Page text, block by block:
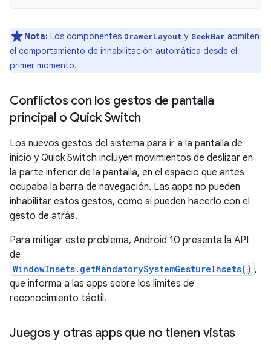
Nota: Los componentes DrawerLayout y SeekBar admiten
el comportamiento de inhabilitación automática desde el
primer momento.
Conflictos con los gestos de pantalla
principal o Quick Switch
Los nuevos gestos del sistema para ir a la pantalla de
inicio y Quick Switch incluyen movimientos de deslizar en
la parte inferior de la pantalla, en el espacio que antes
ocupaba la barra de navegación. Las apps no pueden
inhabilitar estos gestos, como sí pueden hacerlo con el
gesto de atrás.
Para mitigar este problema, Android 10 presenta la API
de
WindowInsets.getMandatorySystemGestureInsets() ,
que informa a las apps sobre los límites de
reconocimiento táctil.
Juegos y otras apps que no tienen vistas